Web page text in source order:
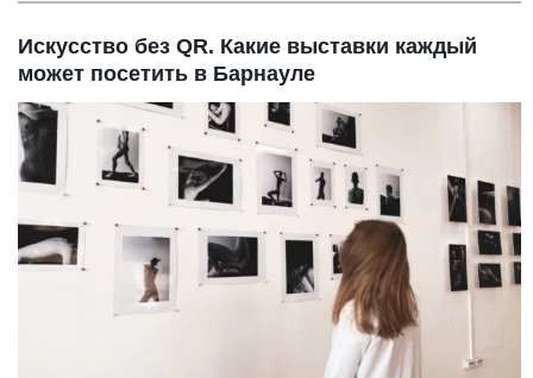
Искусство без QR. Какие выставки каждый
может посетить в Барнауле